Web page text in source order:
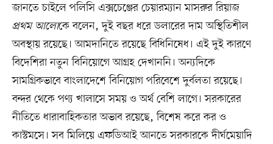
জানতে চাইলে পলিসি এক্সচেঞ্জের চেয়ারম্যান মাসরুর রিয়াজ
প্রথম আলোকে বলেন, দুই বছর ধরে ডলারের দাম অস্থিতিশীল
অবস্থায় রয়েছে। আমদানিতে রয়েছে বিধিনিষেধ। এই দুই কারণে
বিদেশিরা নতুন বিনিয়োগে আগ্রহ দেখাননি। অন্যদিকে
সামগ্রিকভাবে বাংলাদেশে বিনিয়োগ পরিবেশে দুর্বলতা রয়েছে।
বন্দর থেকে পণ্য খালাসে সময় ও অর্থ বেশি লাগে। সরকারের
নীতিতে ধারাবাহিকতার অভাব রয়েছে, বিশেষ করে কর ও
কাস্টমসে। সব মিলিয়ে এফডিআই আনতে সরকারকে দীর্ঘমেয়াদি